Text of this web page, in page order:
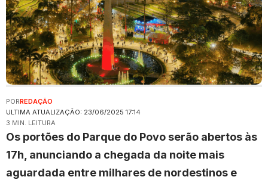
ULTIMA ATUALIZAÇÃO: 23/06/2025 17:14
PORREDAÇÃO
3 MIN. LEITURA
Os portões do Parque do Povo serão abertos às
17h, anunciando a chegada da noite mais
aguardada entre milhares de nordestinos e